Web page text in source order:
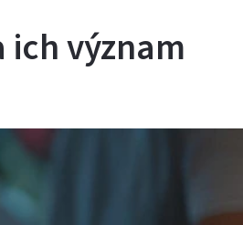
význam